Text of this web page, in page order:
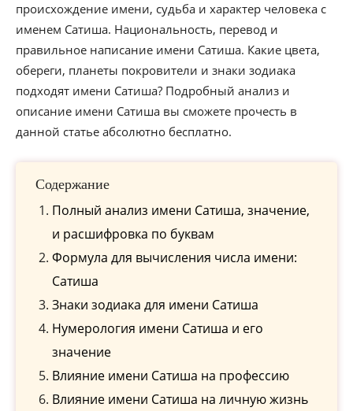
происхождение имени, судьба и характер человека с
именем Сатиша. Национальность, перевод и
правильное написание имени Сатиша. Какие цвета,
обереги, планеты покровители и знаки зодиака
подходят имени Сатиша? Подробный анализ и
описание имени Сатиша вы сможете прочесть в
данной статье абсолютно бесплатно.
Содержание
Полный анализ имени Сатиша, значение,
и расшифровка по буквам
Формула для вычисления числа имени:
Сатиша
Знаки зодиака для имени Сатиша
Нумерология имени Сатиша и его
значение
Влияние имени Сатиша на профессию
Влияние имени Сатиша на личную жизнь